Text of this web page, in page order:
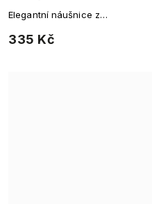
335 Kč
Elegantní náušnice z
zeleným zirkonem a drobnými